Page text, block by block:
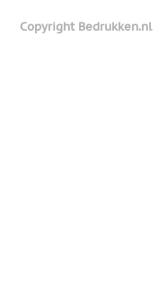
Copyright Bedrukken.nl